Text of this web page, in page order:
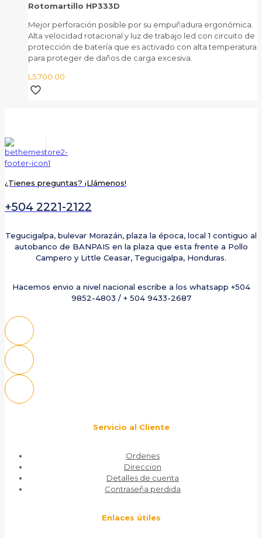
Rotomartillo HP333D
Mejor perforación posible por su empuñadura ergonómica.
Alta velocidad rotacional y luz de trabajo led con circuito de
protección de batería que es activado con alta temperatura
para proteger de daños de carga excesiva.
L 5,700.00
¿Tienes preguntas? ¡Llámenos!
+504 2221-2122
Tegucigalpa, bulevar Morazán, plaza la época, local 1 contiguo al
autobanco de BANPAIS en la plaza que esta frente a Pollo
Campero y Little Ceasar, Tegucigalpa, Honduras.
Hacemos envio a nivel nacional escribe a los whatsapp +504
9852-4803 / + 504 9433-2687
Servicio al Cliente
Ordenes
Direccion
Detalles de cuenta
Contraseña perdida
Enlaces útiles